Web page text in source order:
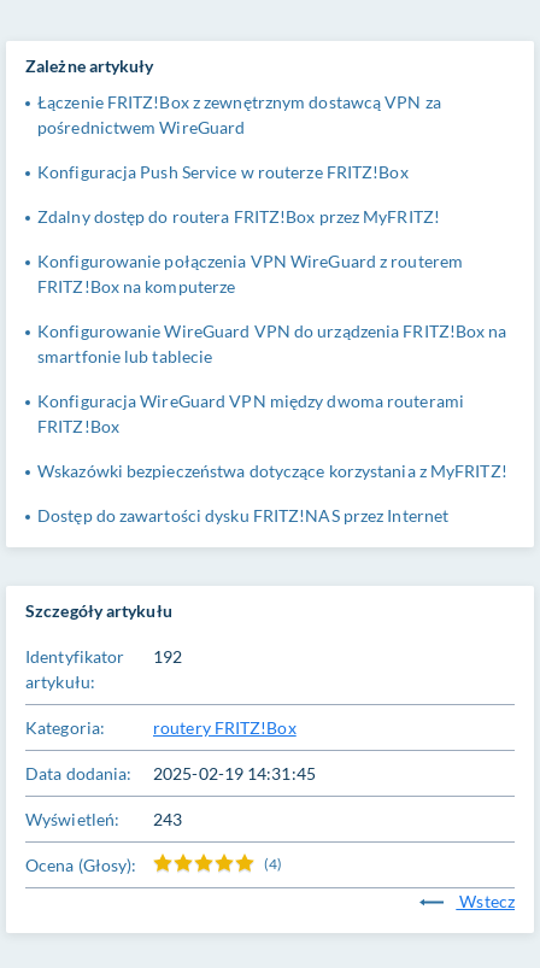
Szczegóły artykułu
Identyfikator
artykułu:
192
Kategoria: routery FRITZ!Box
Data dodania: 2025-02-19 14:31:45
Wyświetleń: 243
Ocena (Głosy): (4)
Wstecz
Zależne artykuły
Łączenie FRITZ!Box z zewnętrznym dostawcą VPN za
pośrednictwem WireGuard
Konfiguracja Push Service w routerze FRITZ!Box
Zdalny dostęp do routera FRITZ!Box przez MyFRITZ!
Konfigurowanie połączenia VPN WireGuard z routerem
FRITZ!Box na komputerze
Konfigurowanie WireGuard VPN do urządzenia FRITZ!Box na
smartfonie lub tablecie
Konfiguracja WireGuard VPN między dwoma routerami
FRITZ!Box
Wskazówki bezpieczeństwa dotyczące korzystania z MyFRITZ!
Dostęp do zawartości dysku FRITZ!NAS przez Internet